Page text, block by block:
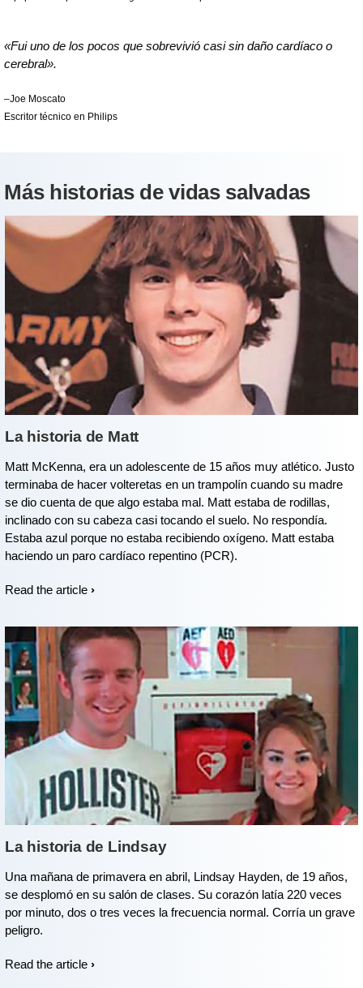
«Fui uno de los pocos que sobrevivió casi sin daño cardíaco o
cerebral».
–Joe Moscato
Escritor técnico en Philips
Más historias de vidas salvadas
La historia de Matt
Matt McKenna, era un adolescente de 15 años muy atlético. Justo
terminaba de hacer volteretas en un trampolín cuando su madre
se dio cuenta de que algo estaba mal. Matt estaba de rodillas,
inclinado con su cabeza casi tocando el suelo. No respondía.
Estaba azul porque no estaba recibiendo oxígeno. Matt estaba
haciendo un paro cardíaco repentino (PCR).
Read the article
La historia de Lindsay
Una mañana de primavera en abril, Lindsay Hayden, de 19 años,
se desplomó en su salón de clases. Su corazón latía 220 veces
por minuto, dos o tres veces la frecuencia normal. Corría un grave
peligro.
Read the article